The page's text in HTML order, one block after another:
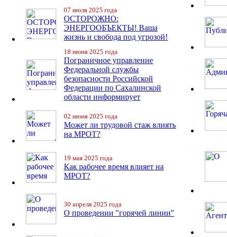
07 июля 2025 года
ОСТОРОЖНО:
ЭНЕРГООБЪЕКТЫ! Ваша
жизнь и свобода под угрозой!
18 июня 2025 года
Пограничное управление
Федеральной службы
безопасности Российской
Федерации по Сахалинской
области информирует
02 июня 2025 года
Может ли трудовой стаж влиять
на МРОТ?
19 мая 2025 года
Как рабочее время влияет на
МРОТ?
30 апреля 2025 года
О проведении "горячей линии"